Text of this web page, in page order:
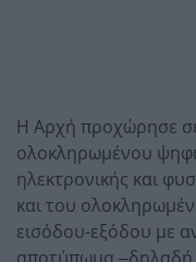
Η Αρχή προχώρησε
ολοκληρωμένου
ηλεκτρονικής και
και του
εισόδου-εξόδου με